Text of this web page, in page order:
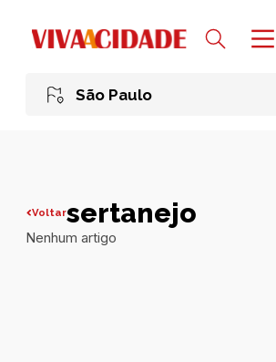
São Paulo
Voltarsertanejo
Nenhum artigo